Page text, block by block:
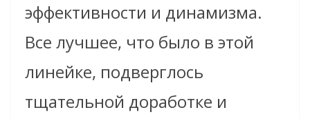
эффективности и динамизма.
Все лучшее, что было в этой
линейке, подверглось
тщательной доработке и